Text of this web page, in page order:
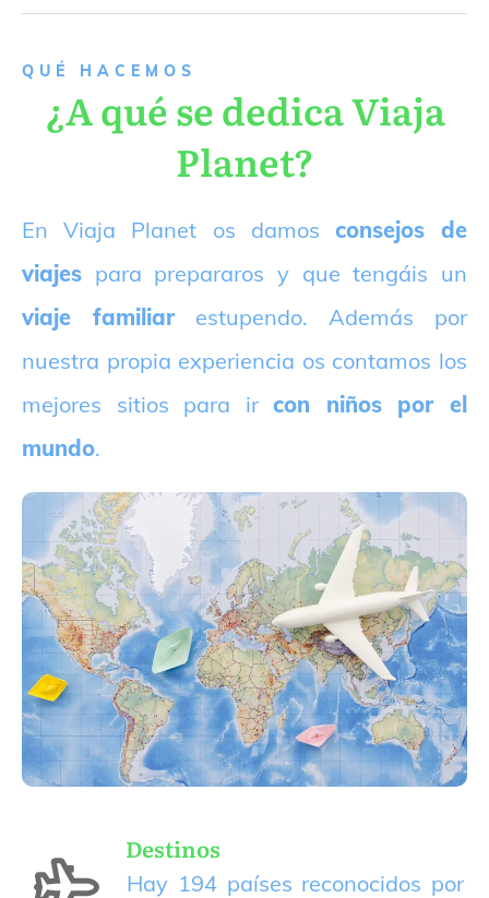
QUÉ HACEMOS
¿A qué se dedica Viaja
Planet?
En Viaja Planet os damos consejos de
viajes para prepararos y que tengáis un
viaje familiarestupendo. Además por
nuestra propia experiencia os contamos los
mejores sitios para ircon niños por el
mundo.
Destinos
Hay 194 países reconocidos por